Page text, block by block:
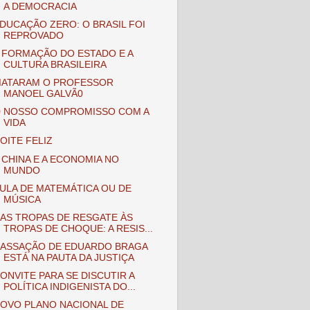
A DEMOCRACIA
ZERO: O BRASIL FOI
REPROVADO
FORMAÇÃO DO ESTADO E A
CULTURA BRASILEIRA
O PROFESSOR
MANOEL GALVÃ0
NOSSO COMPROMISSO COM A
VIDA
FELIZ
CHINA E A ECONOMIA NO
MUNDO
DE MATEMÁTICA OU DE
MÚSICA
TROPAS DE RESGATE ÀS
TROPAS DE CHOQUE: A RESIS...
DE EDUARDO BRAGA
ESTÁ NA PAUTA DA JUSTIÇA
PARA SE DISCUTIR A
POLÍTICA INDIGENISTA DO...
PLANO NACIONAL DE